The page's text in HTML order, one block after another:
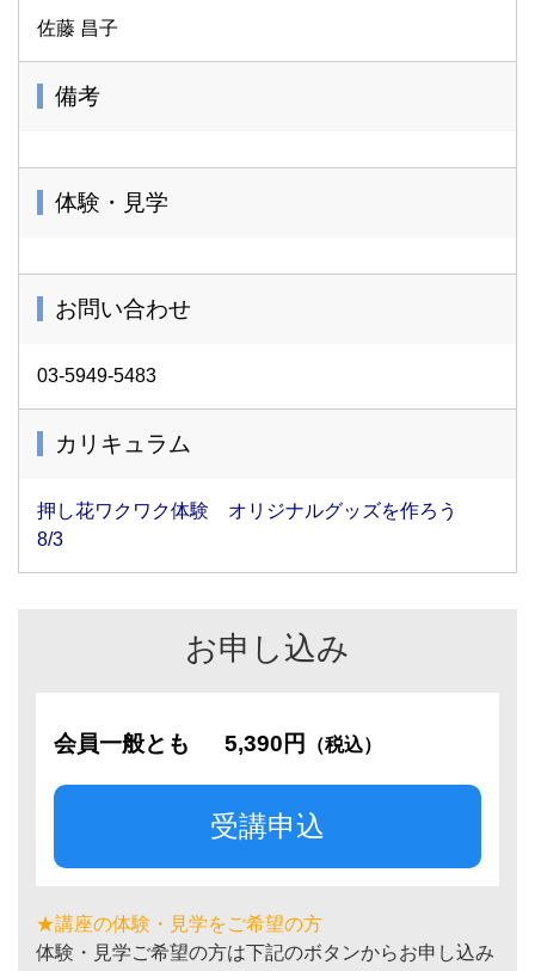
佐藤 昌子
備考
体験・見学
お問い合わせ
03-5949-5483
カリキュラム
押し花ワクワク体験 オリジナルグッズを作ろう
8/3
お申し込み
会員一般とも 5,390円 （税込）
受講申込
★講座の体験・見学をご希望の方
体験・見学ご希望の方は下記のボタンからお申し込み